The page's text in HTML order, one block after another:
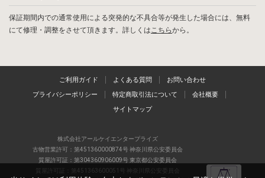
保証期間内での通常使用による突発的な不具合等が発生した場合には、無料
にて修理・調整をさせて頂きます。詳しくはこちらから。
ご利用ガイド よくある質問 お問い合わせ
プライバシーポリシー 特定商取引法について 会社概要
サイトマップ
株式会社アールケイエンタープライズ
古物営業許可：第451360000874号 神奈川県公安委員会
質屋許可証：第304360906009号 東京都公安委員会
質屋許可証：第451363600051号 神奈川県公安委員会